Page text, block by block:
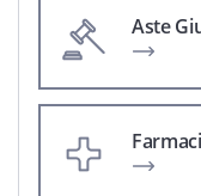
Aste